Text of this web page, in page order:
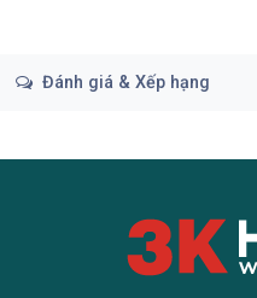
Đánh giá & Xếp hạng